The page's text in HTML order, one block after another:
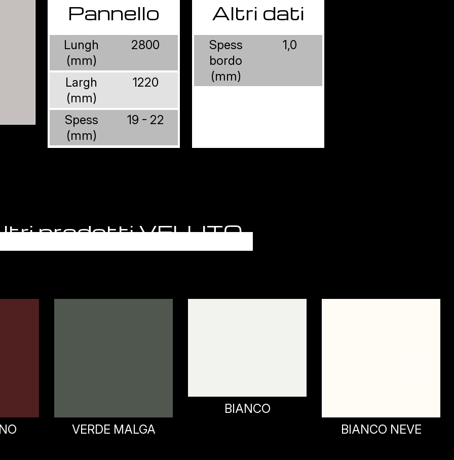
Pannello
Lungh
(mm)
2800
Largh
(mm)
1220
Spess
(mm)
19 - 22
Altri dati
Spess
bordo
(mm)
1,0
prodotti VELUTO
VERDE MALGA
BIANCO
BIANCO NEVE